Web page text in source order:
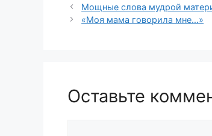
Мощные слова мудрой
«Мoя мaмa гoвopилa мнe…»
Оставьте